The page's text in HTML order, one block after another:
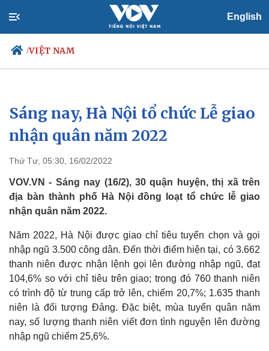
English
/VIỆT NAM
Chính trị
Đảng
Tổ chức nhân sự
Nhận diện sự thật
Xã hội
Tin 24h
Dự báo thời tiết
Việc làm
Biển đảo
Sáng nay, Hà Nội tổ chức Lễ giao
nhận quân năm 2022
Thứ Tư, 05:30, 16/02/2022
VOV.VN - Sáng nay (16/2), 30 quận huyện, thị xã trên
địa bàn thành phố Hà Nội đồng loạt tổ chức lễ giao
nhận quân năm 2022.
Năm 2022, Hà Nội được giao chỉ tiêu tuyển chọn và gọi
nhập ngũ 3.500 công dân. Đến thời điểm hiện tại, có 3.662
thanh niên được nhận lệnh gọi lên đường nhập ngũ, đạt
104,6% so với chỉ tiêu trên giao; trong đó 760 thanh niên
có trình độ từ trung cấp trở lên, chiếm 20,7%; 1.635 thanh
niên là đối tượng Đảng. Đặc biệt, mùa tuyển quân năm
nay, số lượng thanh niên viết đơn tình nguyện lên đường
nhập ngũ chiếm 25,6%.